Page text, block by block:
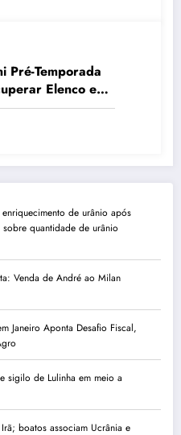
Pré-Temporada
Elenco e
de urânio após
quantidade de urânio
Venda de André ao Milan
Janeiro Aponta Desafio Fiscal,
sigilo de Lulinha em meio a
boatos associam Ucrânia e